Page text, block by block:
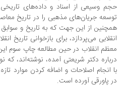
وسیعی از اسناد و داده‌های تاریخی که در
جریان‌های مذهبی را در تاریخ معاصر ایران
از این جهت که به تاریخ و سوابق
می‌پردازد، برای بازخوانی تاریخ انقلاب
انقلاب در حین مطالعه چاپ سوم این اثر
دکتر شریعتی آمده، نوشته‌اند، که
انجام اصلاحات و اضافه کردن موارد تازه،
پاورقی آورده است.